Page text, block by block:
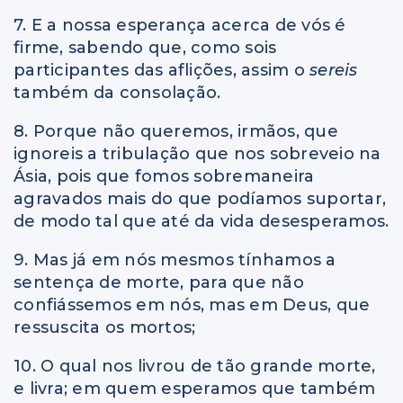
7. E a nossa esperança acerca de vós é
firme, sabendo que, como sois
participantes das aflições, assim o sereis
também da consolação.
8. Porque não queremos, irmãos, que
ignoreis a tribulação que nos sobreveio na
Ásia, pois que fomos sobremaneira
agravados mais do que podíamos suportar,
de modo tal que até da vida desesperamos.
9. Mas já em nós mesmos tínhamos a
sentença de morte, para que não
confiássemos em nós, mas em Deus, que
ressuscita os mortos;
10. O qual nos livrou de tão grande morte,
e livra; em quem esperamos que também